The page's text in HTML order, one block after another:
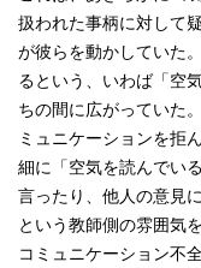
扱われた事柄に対して
が彼らを動かしていた
るという、いわば「空
ちの間に広がっていた
ミュニケーションを拒
細に「空気を読んでい
言ったり、他人の意見
という教師側の雰囲気
コミュニケーション不